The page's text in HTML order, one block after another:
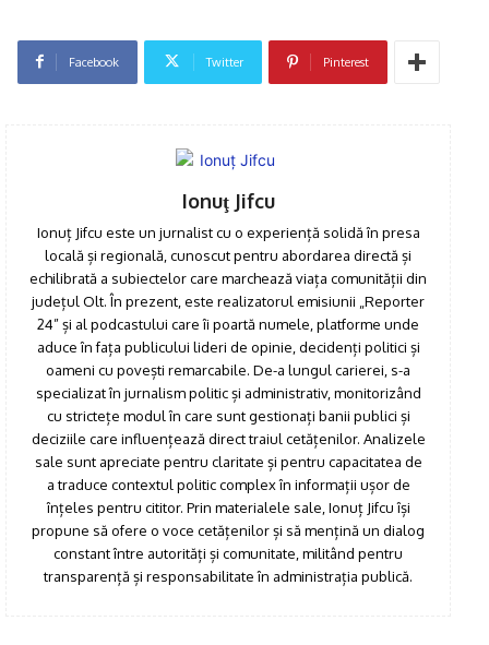
Facebook Twitter Pinterest
Ionuţ Jifcu
Ionuț Jifcu este un jurnalist cu o experiență solidă în presa
locală și regională, cunoscut pentru abordarea directă și
echilibrată a subiectelor care marchează viața comunității din
județul Olt. În prezent, este realizatorul emisiunii „Reporter
24” și al podcastului care îi poartă numele, platforme unde
aduce în fața publicului lideri de opinie, decidenți politici și
oameni cu povești remarcabile. De-a lungul carierei, s-a
specializat în jurnalism politic și administrativ, monitorizând
cu strictețe modul în care sunt gestionați banii publici și
deciziile care influențează direct traiul cetățenilor. Analizele
sale sunt apreciate pentru claritate și pentru capacitatea de
a traduce contextul politic complex în informații ușor de
înțeles pentru cititor. Prin materialele sale, Ionuț Jifcu își
propune să ofere o voce cetățenilor și să mențină un dialog
constant între autorități și comunitate, militând pentru
transparență și responsabilitate în administrația publică.